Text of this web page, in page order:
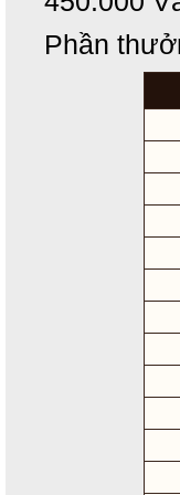
Phần